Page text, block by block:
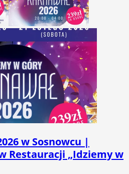
w Sosnowcu |
Restauracji „Idziemy w